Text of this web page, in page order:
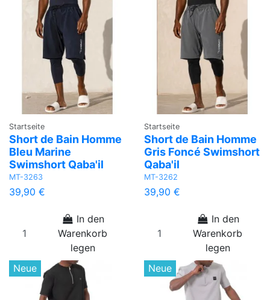
Startseite
Short de Bain Homme
Bleu Marine
Swimshort Qaba'il
MT-3263
39,90 €
In den
Warenkorb
legen
Startseite
Short de Bain Homme
Gris Foncé Swimshort
Qaba'il
MT-3262
39,90 €
In den
Warenkorb
legen
Neue
Neue